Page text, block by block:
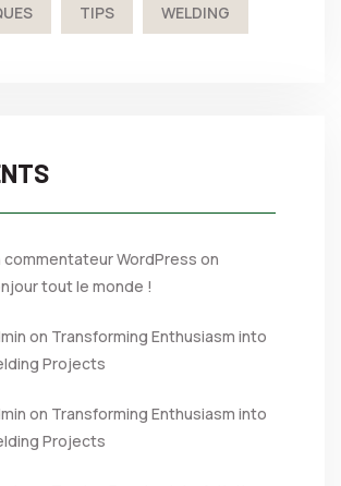
TIPS WELDING
commentateur WordPress on
tout le monde !
on Transforming Enthusiasm into
Projects
on Transforming Enthusiasm into
Projects